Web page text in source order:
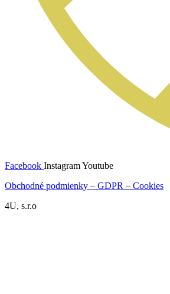
Facebook InstagramYoutube
Obchodné podmienky – GDPR – Cookies
4U, s.r.o